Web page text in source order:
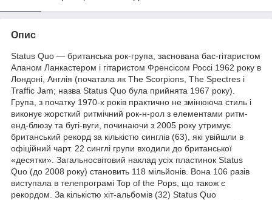
Опис
Status Quo — британська рок-група, заснована бас-гітаристом
Аланом Ланкастером і гітаристом Френсісом Россі 1962 року в
Лондоні, Англія (початала як The Scorpions, The Spectres і
Traffic Jam; назва Status Quo була прийнята 1967 року).
Група, з початку 1970-х років практично не змінююча стиль і
виконує жорсткий ритмічний рок-н-рол з елементами ритм-
енд-блюзу та бугі-вуги, починаючи з 2005 року утримує
британський рекорд за кількістю синглів (63), які увійшли в
офіційний чарт. 22 синглі групи входили до британської
«десятки». Загальносвітовий наклад усіх пластинок Status
Quo (до 2008 року) становить 118 мільйонів. Вона 106 разів
виступала в телепрограмі Top of the Pops, що також є
рекордом. За кількістю хіт-альбомів (32) Status Quo